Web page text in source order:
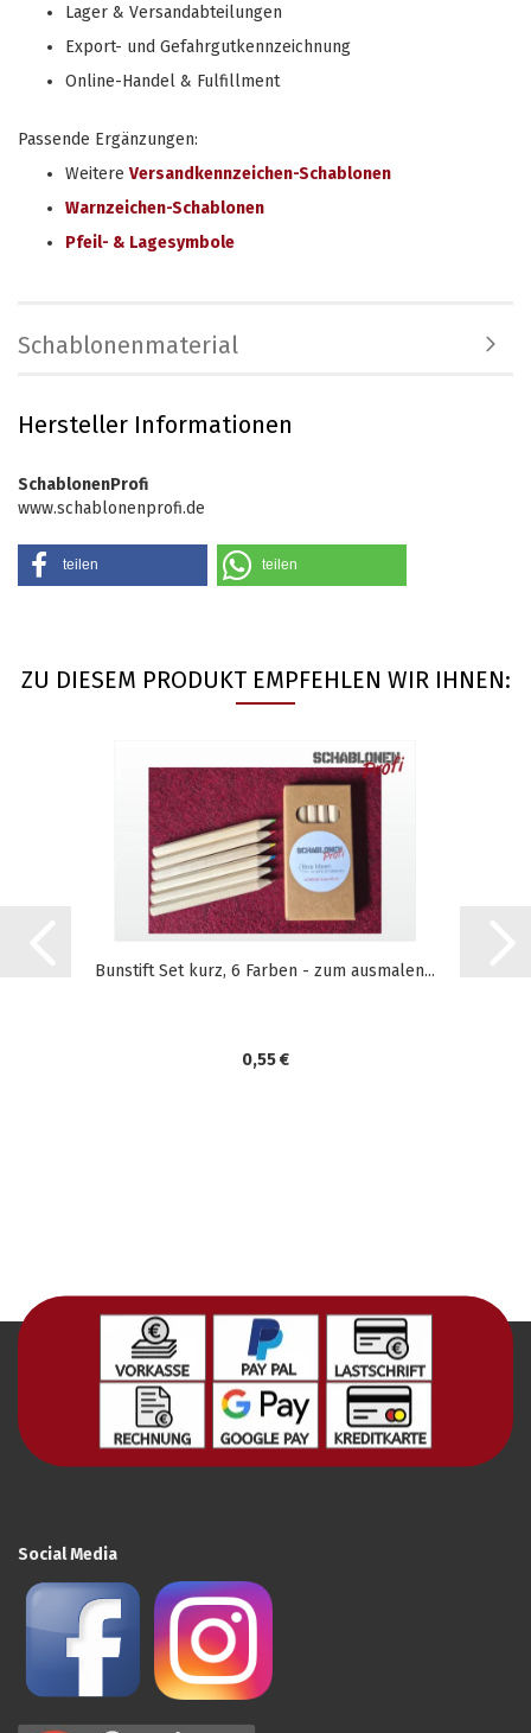
Lager & Versandabteilungen
Export- und Gefahrgutkennzeichnung
Online-Handel & Fulfillment
Passende Ergänzungen:
Weitere Versandkennzeichen-Schablonen
Warnzeichen-Schablonen
Pfeil- & Lagesymbole
Schablonenmaterial
Hersteller Informationen
SchablonenProfi
www.schablonenprofi.de
teilen teilen
ZU DIESEM PRODUKT EMPFEHLEN WIR IHNEN:
Bunstift Set kurz, 6 Farben - zum ausmalen...
0,55 €
Social Media